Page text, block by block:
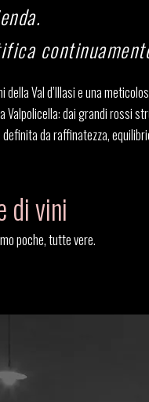
Val d’Illasi e una
Valpolicella: dai grandi rossi
da raffinatezza,
di vini
poche, tutte vere.